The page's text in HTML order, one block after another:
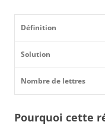
Définition
Solution
Nombre de lettres
Pourquoi cette